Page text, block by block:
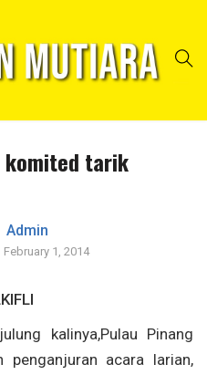
komited tarik
Admin
February 1, 2014
kalinya,Pulau Pinang
acara larian,